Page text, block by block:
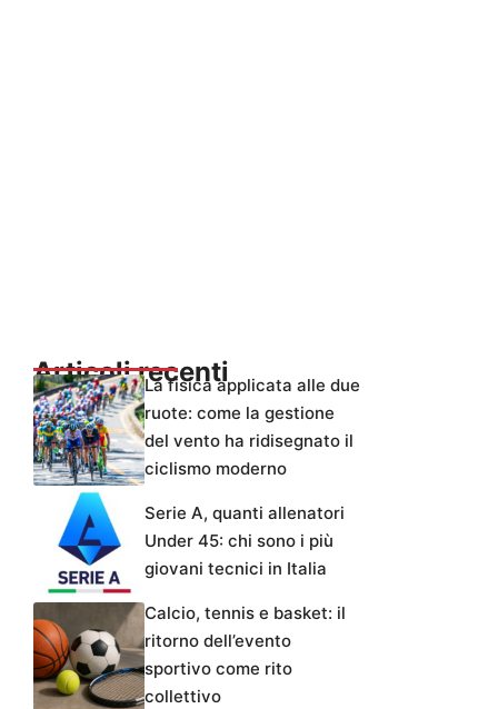
Articoli recentiLa fisica applicata alle due
ruote: come la gestione
del vento ha ridisegnato il
ciclismo moderno
Serie A, quanti allenatori
Under 45: chi sono i più
giovani tecnici in Italia
Calcio, tennis e basket: il
ritorno dell’evento
sportivo come rito
collettivo